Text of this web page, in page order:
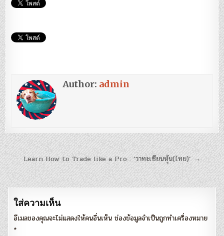
Author: admin
แนะแนว
เรื่อง
Learn How to Trade like a Pro : ‘วาทะเซียนหุ้น(ไทย)’ →
ใส่ความเห็น
อีเมลของคุณจะไม่แสดงให้คนอื่นเห็น ช่องข้อมูลจำเป็นถูกทำเครื่องหมาย
*